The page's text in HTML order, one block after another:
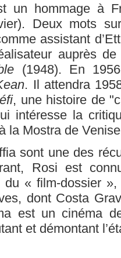
un hommage à
Deux mots
assistant
auprès
(1948). En
. Il attendra
, une histoire de
intéresse la
la Mostra de
sont une des
Rosi est
du « film-dossier
dont Costa
est un cinéma
et démontant